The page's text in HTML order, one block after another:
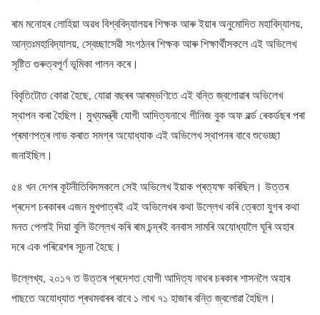
ৰাম মনোহৰ লোহিয়া অৱধ বিশ্ববিদ্যালয়ৰ শিক্ষক আৰু ইয়াৰ অনুমোদিত মহাবিদ্যালয়,
আন্তঃমহাবিদ্যালয়, স্বেচ্ছাসেৱী সংগঠনৰ শিক্ষক আৰু শিক্ষাৰ্থীসকলে এই অভিলেখ
সৃষ্টিত গুৰুত্বপূৰ্ণ ভূমিকা পালন কৰে।
বিবৃতিটোত কোৱা হৈছে, যোৱা বছৰৰ আৰম্ভণিতে এই বন্তি জ্বলোৱাৰ অভিলেখ
স্থাপন কৰা হৈছিল। মুখ্যমন্ত্ৰী যোগী আদিত্যনাথে গীনিজ বুক অফ ৱৰ্ল্ড ৰেকৰ্ডছৰ পৰা
প্ৰমাণপত্ৰ লাভ কৰাত সমগ্ৰ অযোধ্যাক এই অভিলেখ স্থাপনৰ বাবে শুভেচ্ছা
জনাইছিল।
৫৪ খন দেশৰ কূটনীতিবিদসকলে সেই অভিলেখ ইয়াক প্ৰত্যক্ষ কৰিছিল। উত্তৰ
প্ৰদেশ চৰকাৰৰ এজন মুখপাত্ৰই এই অভিলেখৰ কথা উল্লেখ কৰি ত্ৰেতা যুগৰ কথা
মনত পেলাই দিয়া বুলি উল্লেখ কৰি ৰাম চন্দ্ৰই বনবাস সামৰি অযোধ্যালৈ ঘূৰি অহাৰ
দৰে এক পৰিৱেশৰ সূচনা হৈছে।
উল্লেখ্য, ২০১৭ ত উত্তৰ প্ৰদেশত যোগী আদিত্য নাথৰ চৰকাৰ শাসনলৈ অহাৰ
পাছতে অযোধ্যাত প্ৰথমবাৰৰ বাবে ১ লাখ ৭১ হাজাৰ বন্তি জ্বলোৱা হৈছিল।